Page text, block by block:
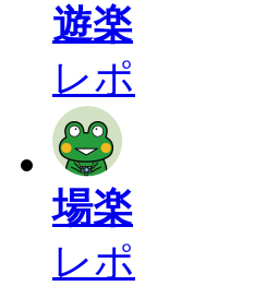
遊楽
レポ
場楽
レポ